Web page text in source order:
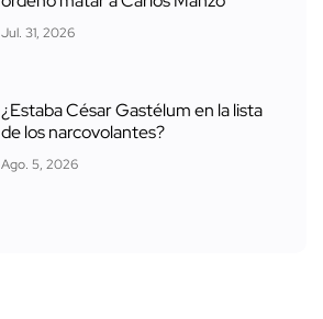
Jul. 31, 2026
¿Estaba César Gastélum en la lista
de los narcovolantes?
Ago. 5, 2026